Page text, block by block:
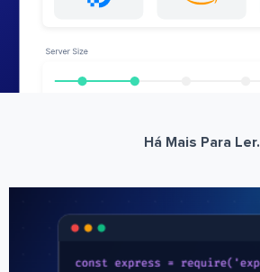
Há Mais Para Ler.